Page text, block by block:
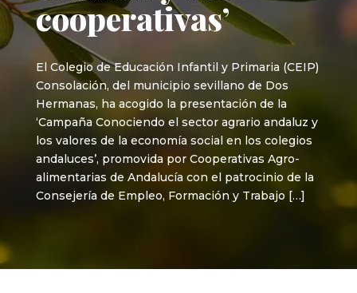
cooperativas’
El Colegio de Educación Infantil y Primaria (CEIP)
Consolación, del municipio sevillano de Dos
Hermanas, ha acogido la presentación de la
‘Campaña Conociendo el sector agrario andaluz y
los valores de la economía social en los colegios
andaluces’, promovida por Cooperativas Agro-
alimentarias de Andalucía con el patrocinio de la
Consejería de Empleo, Formación y Trabajo […]